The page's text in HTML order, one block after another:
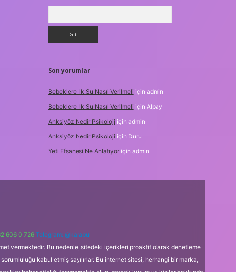
Son yorumlar
Bebeklere Ilk Su Nasıl Verilmeli için admin
Bebeklere Ilk Su Nasıl Verilmeli için Alpay
Anksiyöz Nedir Psikoloji için admin
Anksiyöz Nedir Psikoloji için Duru
Yeti Efsanesi Ne Anlatıyoriçin admin
606 0 726 Telegram: @karabul
vermektedir. Bu nedenle, sitedeki içerikleri proaktif olarak denetleme
kabul etmiş sayılırlar. Bu internet sitesi, herhangi bir marka,